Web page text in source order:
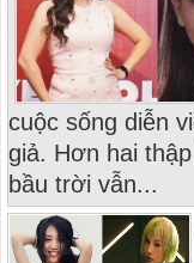
cuộc sống diễn
giả. Hơn hai
bầu trời vẫn...